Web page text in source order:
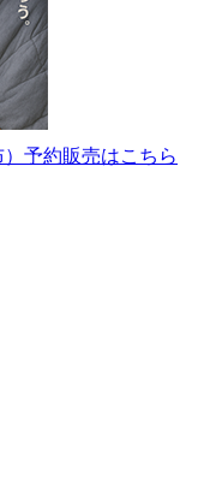
予約販売はこちら